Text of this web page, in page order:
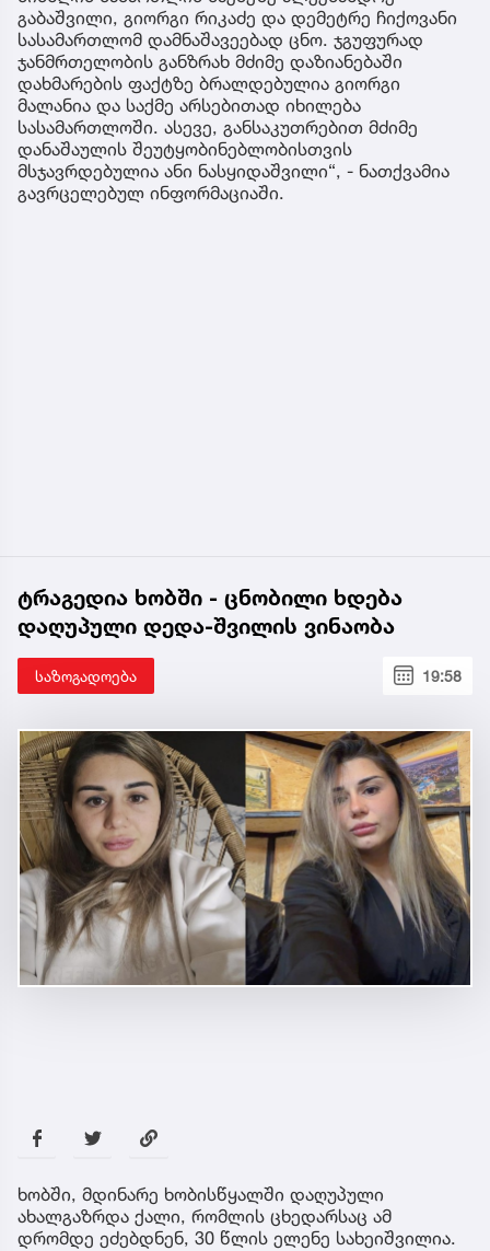
გაბაშვილი, გიორგი რიკაძე და დემეტრე ჩიქოვანი
სასამართლომ დამნაშავეებად ცნო. ჯგუფურად
ჯანმრთელობის განზრახ მძიმე დაზიანებაში
დახმარების ფაქტზე ბრალდებულია გიორგი
მალანია და საქმე არსებითად იხილება
სასამართლოში. ასევე, განსაკუთრებით მძიმე
დანაშაულის შეუტყობინებლობისთვის
მსჯავრდებულია ანი ნასყიდაშვილი“, - ნათქვამია
გავრცელებულ ინფორმაციაში.
ტრაგედია ხობში - ცნობილი ხდება
დაღუპული დედა-შვილის ვინაობა
საზოგადოება 19:58
ხობში, მდინარე ხობისწყალში დაღუპული
ახალგაზრდა ქალი, რომლის ცხედარსაც ამ
დრომდე ეძებდნენ, 30 წლის ელენე სახეიშვილია.